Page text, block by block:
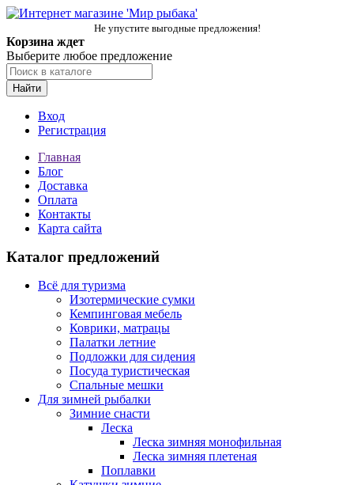
Не упустите выгодные предложения!
Корзина ждет
Выберите любое предложение
Найти
Вход
Регистрация
Главная
Блог
Доставка
Оплата
Контакты
Карта сайта
Каталог предложений
Всё для туризма
Изотермические сумки
Кемпинговая мебель
Коврики, матрацы
Палатки летние
Подложки для сидения
Посуда туристическая
Спальные мешки
Для зимней рыбалки
Зимние снасти
Леска
Леска зимняя монофильная
Леска зимняя плетеная
Поплавки